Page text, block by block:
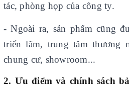
tác, phòng họp của công ty.
- Ngoài ra, sản phẩm cũng
triển lãm, trung tâm thương
chung cư, showroom...
2. Ưu điểm và chính sách